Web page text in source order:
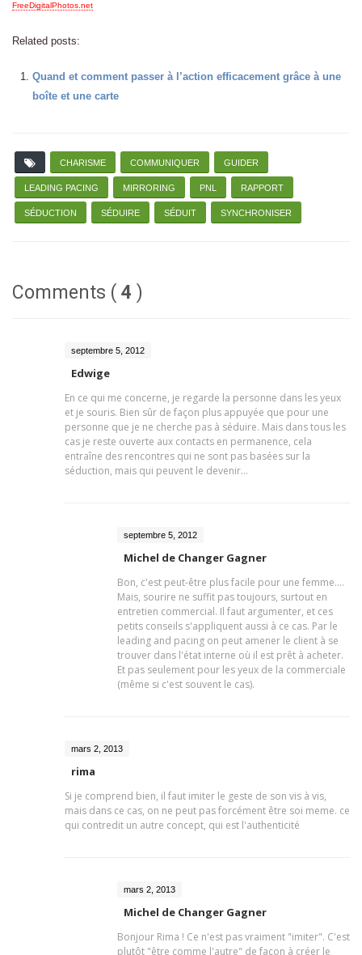
FreeDigitalPhotos.net
Related posts:
Quand et comment passer à l’action efficacement grâce à une
boîte et une carte
CHARISME COMMUNIQUER GUIDER
LEADING PACING MIRRORING PNL RAPPORT
SÉDUCTION SÉDUIRE SÉDUIT SYNCHRONISER
Comments ( 4 )
septembre 5, 2012
Edwige
En ce qui me concerne, je regarde la personne dans les yeux
et je souris. Bien sûr de façon plus appuyée que pour une
personne que je ne cherche pas à séduire. Mais dans tous les
cas je reste ouverte aux contacts en permanence, cela
entraîne des rencontres qui ne sont pas basées sur la
séduction, mais qui peuvent le devenir…
septembre 5, 2012
Michel de Changer Gagner
Bon, c'est peut-être plus facile pour une femme....
Mais, sourire ne suffit pas toujours, surtout en
entretien commercial. Il faut argumenter, et ces
petits conseils s'appliquent aussi à ce cas. Par le
leading and pacing on peut amener le client à se
trouver dans l'état interne où il est prêt à acheter.
Et pas seulement pour les yeux de la commerciale
(même si c'est souvent le cas).
mars 2, 2013
rima
Si je comprend bien, il faut imiter le geste de son vis à vis,
mais dans ce cas, on ne peut pas forcément être soi meme. ce
qui contredit un autre concept, qui est l'authenticité
mars 2, 2013
Michel de Changer Gagner
Bonjour Rima ! Ce n'est pas vraiment "imiter". C'est
plutôt "être comme l'autre" de façon à créer le